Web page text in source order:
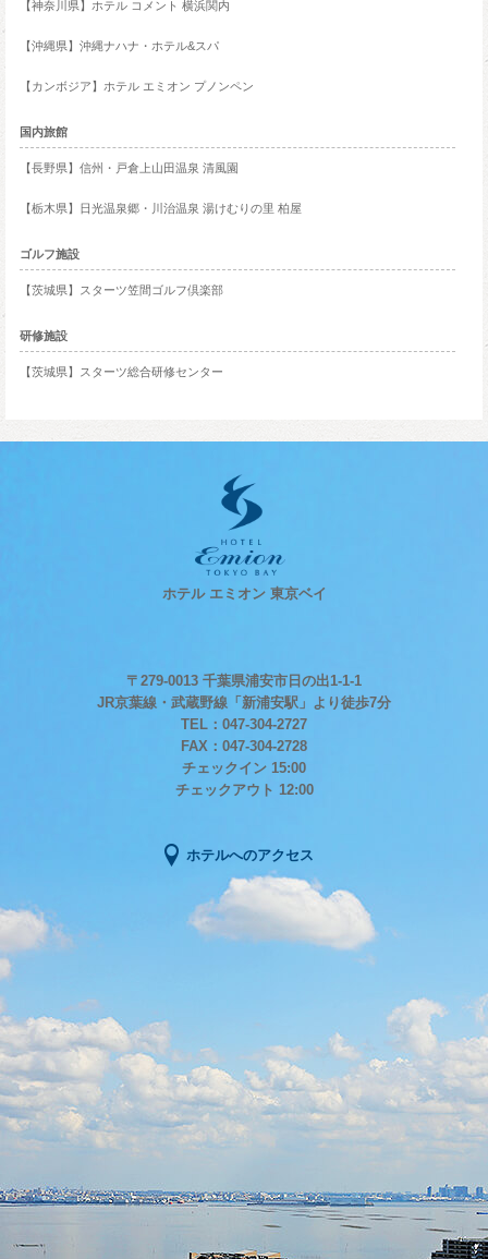
【神奈川県】ホテル コメント 横浜関内
【沖縄県】沖縄ナハナ・ホテル&スパ
【カンボジア】ホテル エミオン プノンペン
国内旅館
【長野県】信州・戸倉上山田温泉 清風園
【栃木県】日光温泉郷・川治温泉 湯けむりの里 柏屋
ゴルフ施設
【茨城県】スターツ笠間ゴルフ倶楽部
研修施設
【茨城県】スターツ総合研修センター
ホテル エミオン 東京ベイ
〒279-0013 千葉県浦安市日の出1-1-1
JR京葉線・武蔵野線「新浦安駅」より徒歩7分
TEL：047-304-2727
FAX：047-304-2728
チェックイン 15:00
チェックアウト 12:00
ホテルへのアクセス